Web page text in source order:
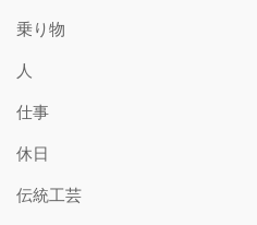
乗り物
人
仕事
休日
伝統工芸